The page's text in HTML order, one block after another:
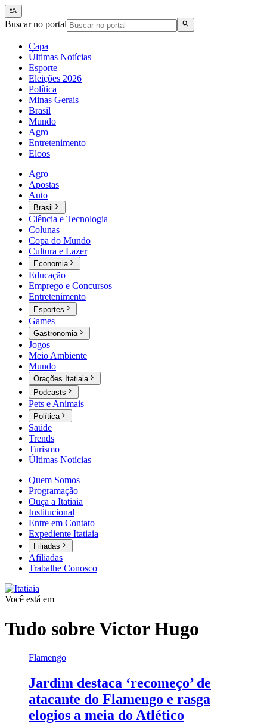
Buscar no portal
Capa
Últimas Notícias
Esporte
Eleições 2026
Política
Minas Gerais
Brasil
Mundo
Agro
Entretenimento
Eloos
Agro
Apostas
Auto
Brasil
Ciência e Tecnologia
Colunas
Copa do Mundo
Cultura e Lazer
Economia
Educação
Emprego e Concursos
Entretenimento
Esportes
Games
Gastronomia
Jogos
Meio Ambiente
Mundo
Orações Itatiaia
Podcasts
Pets e Animais
Política
Saúde
Trends
Turismo
Últimas Notícias
Quem Somos
Programação
Ouça a Itatiaia
Institucional
Entre em Contato
Expediente Itatiaia
Filiadas
Afiliadas
Trabalhe Conosco
Você está em
Tudo sobreVictor Hugo
Flamengo
Jardim destaca ‘recomeço’ de
atacante do Flamengo e rasga
elogios a meia do Atlético